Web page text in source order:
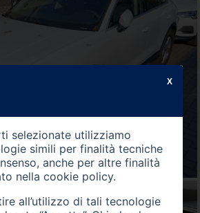
selezionate utilizziamo
simili per finalità tecniche
anche per altre finalità
nella cookie policy.
all’utilizzo di tali tecnologie
X